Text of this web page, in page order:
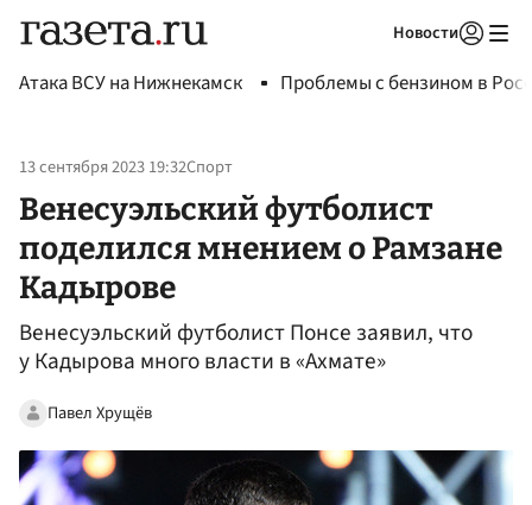
Новости
Атака ВСУ на Нижнекамск Проблемы с бензином в
13 сентября 2023 19:32Спорт
Венесуэльский футболист
поделился мнением о Рамзане
Кадырове
Венесуэльский футболист Понсе заявил, что
у Кадырова много власти в «Ахмате»
Павел Хрущёв